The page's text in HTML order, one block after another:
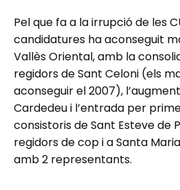
Pel que fa a la irrupció de les
candidatures ha aconseguit
Vallès Oriental, amb la
regidors de Sant Celoni (els
aconseguir el 2007),
Cardedeu i l’entrada per
consistoris de Sant Esteve de
regidors de cop i a Santa
amb 2 representants.